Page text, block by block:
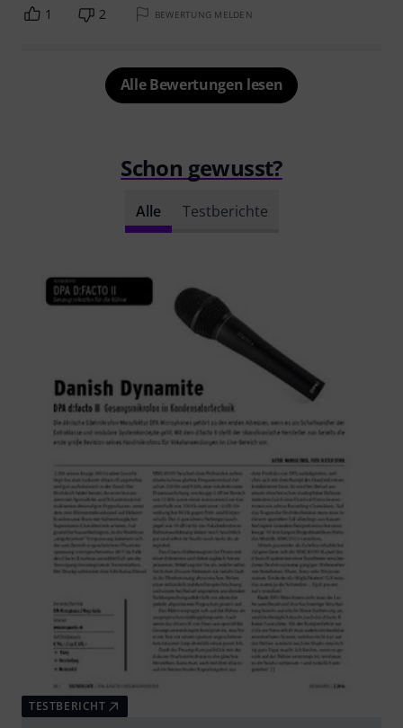
1 2 BEWERTUNG MELDEN
Alle Bewertungen lesen
Schon gewusst?
Alle Testberichte
TESTBERICHT